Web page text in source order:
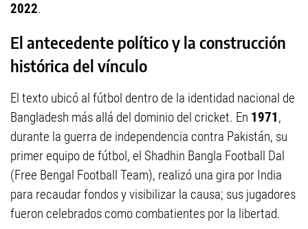
2022.
El antecedente político y la construcción
histórica del vínculo
El texto ubicó al fútbol dentro de la identidad nacional de
Bangladesh más allá del dominio del cricket. En 1971,
durante la guerra de independencia contra Pakistán, su
primer equipo de fútbol, el Shadhin Bangla Football Dal
(Free Bengal Football Team), realizó una gira por India
para recaudar fondos y visibilizar la causa; sus jugadores
fueron celebrados como combatientes por la libertad.